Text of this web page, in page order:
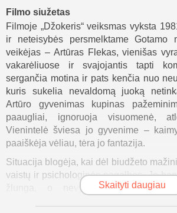
Filmo siužetas
Filmoje „Džokeris“ veiksmas vyksta
ir neteisybės persmelktame Gotamo
veikėjas – Artūras Flekas, vienišas
vakarėliuose ir svajojantis tapti
sergančia motina ir pats kenčia nuo
kuris sukelia nevaldomą juoką
Artūro gyvenimas kupinas
paaugliai, ignoruoja visuomenė,
Vienintelė šviesa jo gyvenime –
paaiškėja vėliau, tėra jo fantazija.
Situacija blogėja, kai dėl biudžeto
vaistų ir psichologinės pagalbos. Jo
žlunga, o nevykusio pasirodymo
Skaityti daugiau